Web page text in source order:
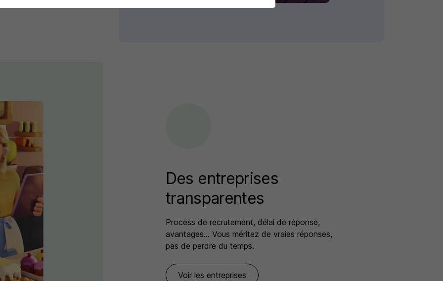
Des entreprises
transparentes
Process de recrutement, délai de réponse,
avantages… Vous méritez de vraies réponses,
pas de perdre du temps.
Voir les entreprises